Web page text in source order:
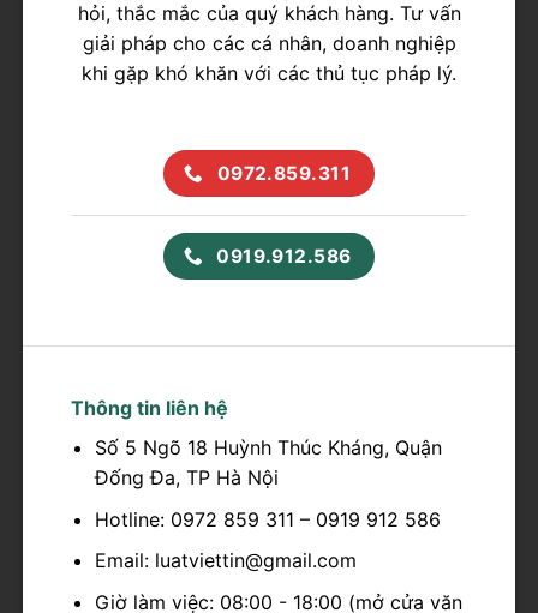
hỏi, thắc mắc của quý khách hàng. Tư vấn
giải pháp cho các cá nhân, doanh nghiệp
khi gặp khó khăn với các thủ tục pháp lý.
0972.859.311
0919.912.586
Thông tin liên hệ
Số 5 Ngõ 18 Huỳnh Thúc Kháng, Quận
Đống Đa, TP Hà Nội
Hotline: 0972 859 311 – 0919 912 586
Email: luatviettin@gmail.com
Giờ làm việc: 08:00 - 18:00 (mở cửa văn